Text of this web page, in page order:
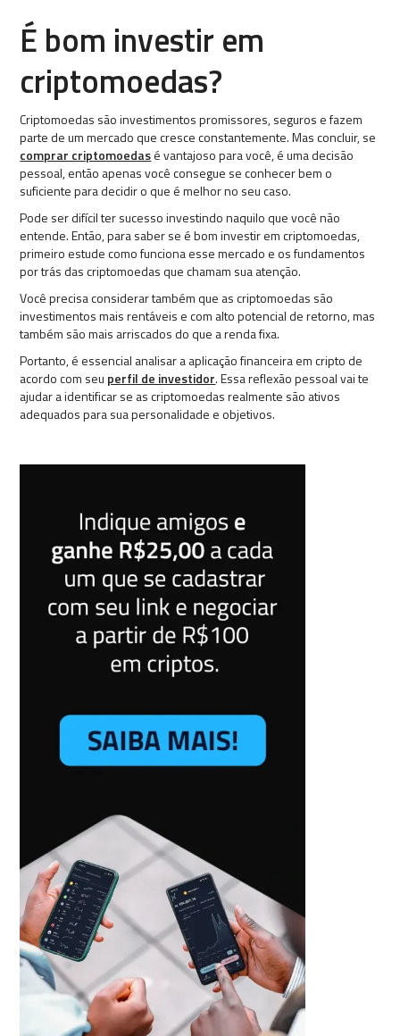
É bom investir em
criptomoedas?
Criptomoedas são investimentos promissores, seguros e fazem
parte de um mercado que cresce constantemente. Mas concluir, se
comprar criptomoedasé vantajoso para você, é uma decisão
pessoal, então apenas você consegue se conhecer bem o
suficiente para decidir o que é melhor no seu caso.
Pode ser difícil ter sucesso investindo naquilo que você não
entende. Então, para saber se é bom investir em criptomoedas,
primeiro estude como funciona esse mercado e os fundamentos
por trás das criptomoedas que chamam sua atenção.
Você precisa considerar também que as criptomoedas são
investimentos mais rentáveis e com alto potencial de retorno, mas
também são mais arriscados do que a renda fixa.
Portanto, é essencial analisar a aplicação financeira em cripto de
acordo com seu perfil de investidor. Essa reflexão pessoal vai te
ajudar a identificar se as criptomoedas realmente são ativos
adequados para sua personalidade e objetivos.